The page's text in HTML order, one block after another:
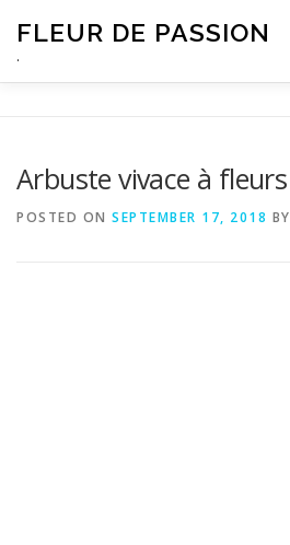
FLEUR DE PASSION
.
Arbuste vivace à fleurs
POSTED ON SEPTEMBER 17, 2018 BY